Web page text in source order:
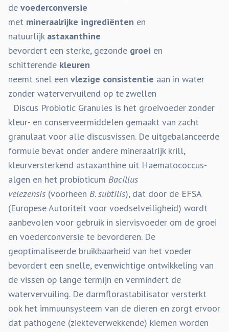
de voederconversie
met mineraalrijke ingrediënten en
natuurlijk astaxanthine
bevordert een sterke, gezonde groei en
schitterende kleuren
neemt snel een vlezige consistentie aan in water
zonder watervervuilend op te zwellen
Discus Probiotic Granules is het groeivoeder zonder
kleur- en conserveermiddelen gemaakt van zacht
granulaat voor alle discusvissen. De uitgebalanceerde
formule bevat onder andere mineraalrijk krill,
kleurversterkend astaxanthine uit Haematococcus-
algen en het probioticum Bacillus
velezensis (voorheen B. subtilis), dat door de EFSA
(Europese Autoriteit voor voedselveiligheid) wordt
aanbevolen voor gebruik in siervisvoeder om de groei
en voederconversie te bevorderen. De
geoptimaliseerde bruikbaarheid van het voeder
bevordert een snelle, evenwichtige ontwikkeling van
de vissen op lange termijn en vermindert de
watervervuiling. De darmflorastabilisator versterkt
ook het immuunsysteem van de dieren en zorgt ervoor
dat pathogene (ziekteverwekkende) kiemen worden